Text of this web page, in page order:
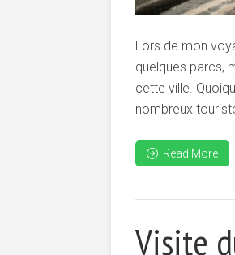
Lors de mon
quelques parcs,
cette ville.
nombreux
Read More
Visite